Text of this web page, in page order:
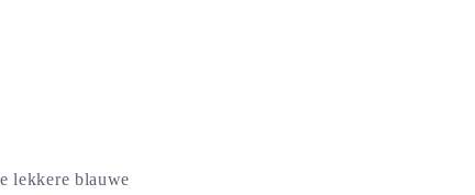
lekkere blauwe